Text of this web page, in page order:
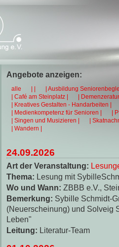
Angebote anzeigen:
alle | |
| Ausbildung
| Café am Steinplatz |
|
| Kreatives Gestalten - Handarbeiten |
| Medienkompetenz für Senioren |
|
| Singen und Musizieren |
|
| Wandern |
24.09.2026
Art der Veranstaltung:
Thema: Lesung mit
Wo und Wann: ZBBB e.V.,
Bemerkung: Sybille Schmidt-
(Neuerscheinung) und Solveig
Leben"
Leitung: Literatur-Team